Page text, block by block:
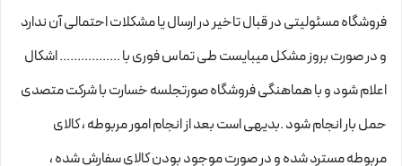
فروشگاه مسئولیتی در قبال تاخیر در ارسال یا مشکلات احتمالی آن ندارد
و در صورت بروز مشکل میبایست طی تماس فوری با ................. اشکال
اعلام شود و با هماهنگی فروشگاه صورتجلسه خسارت با شرکت متصدی
حمل بار انجام شود .بدیهی است بعد از انجام امور مربوطه ، کالای
مربوطه مسترد شده و در صورت موجود بودن کالای سفارش شده ،